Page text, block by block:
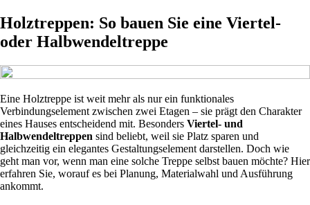
Holztreppen: So bauen Sie eine Viertel-
oder Halbwendeltreppe
Eine Holztreppe ist weit mehr als nur ein funktionales
Verbindungselement zwischen zwei Etagen – sie prägt den Charakter
eines Hauses entscheidend mit. Besonders Viertel- und
Halbwendeltreppen sind beliebt, weil sie Platz sparen und
gleichzeitig ein elegantes Gestaltungselement darstellen. Doch wie
geht man vor, wenn man eine solche Treppe selbst bauen möchte? Hier
erfahren Sie, worauf es bei Planung, Materialwahl und Ausführung
ankommt.